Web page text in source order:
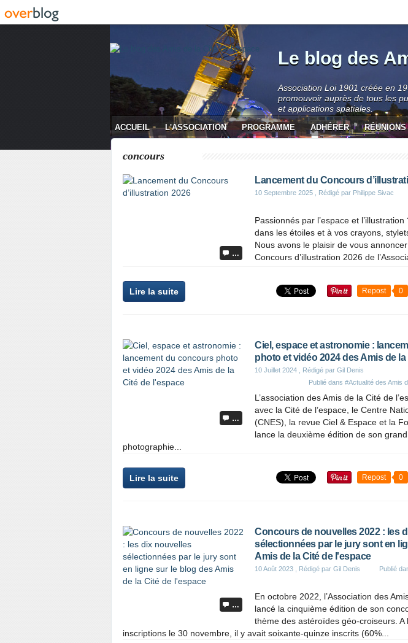
Le blog des
Association Loi 1901 créée en
promouvoir auprès de tous les
et applications spatiales.
ACCUEIL L'ASSOCIATION PROGRAMME ADHÉRER RÉUNIONS
concours
…
Lancement du Concours
10 Septembre 2025 , Rédigé par Philippe Sivac
Passionnés par l’espace et
dans les étoiles et à vos crayons,
Nous avons le plaisir de vous
Concours d’illustration 2026 de
Lire la suite Repost 0
…
Ciel, espace et astronomie :
photo et vidéo 2024 des Amis de
10 Juillet 2024 , Rédigé par Gil Denis
Publié dans #Actualité des Amis
L’association des Amis de la Cité de
avec la Cité de l’espace, le Centre
(CNES), la revue Ciel & Espace et la
lance la deuxième édition de son
photographie...
Lire la suite Repost 0
…
Concours de nouvelles 2022 : les
sélectionnées par le jury sont en
Amis de la Cité de l'espace
10 Août 2023 , Rédigé par Gil Denis Publié
En octobre 2022, l’Association des
lancé la cinquième édition de son
thème des astéroïdes géo-croiseurs. A
inscriptions le 30 novembre, il y avait soixante-quinze inscrits (60%...